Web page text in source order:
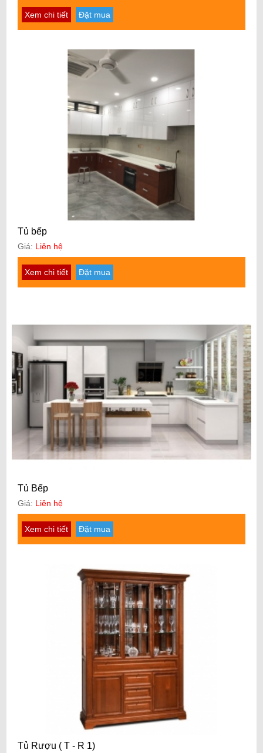
Xem chi tiết Đặt mua
Tủ bếp
Giá: Liên hệ
Xem chi tiết Đặt mua
Tủ Bếp
Giá: Liên hệ
Xem chi tiết Đặt mua
Tủ Rượu ( T - R 1)